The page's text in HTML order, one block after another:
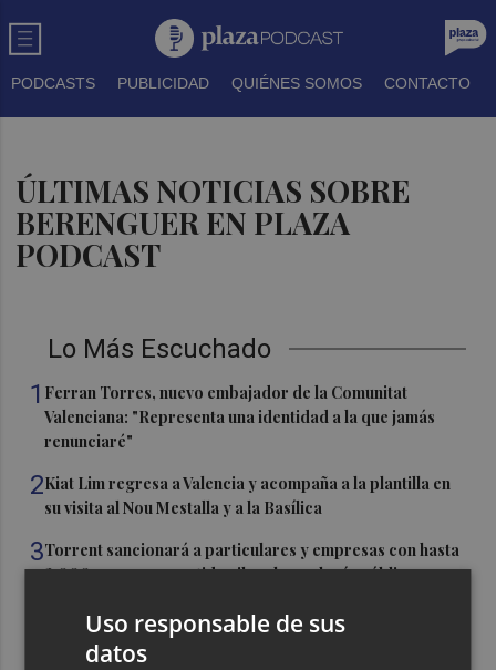
PODCASTS PUBLICIDAD QUIÉNES SOMOS CONTACTO
ÚLTIMAS NOTICIAS SOBRE
BERENGUER EN PLAZA
PODCAST
Lo Más Escuchado
1 Ferran Torres, nuevo embajador de la Comunitat
Valenciana: "Representa una identidad a la que jamás
renunciaré"
2Kiat Lim regresa a Valencia y acompaña a la plantilla en
su visita al Nou Mestalla y a la Basílica
3Torrent sancionará a particulares y empresas con hasta
2.000 euros por vertidos ilegales en la vía pública
La Diputación abona los 300.000 euros que han servido
para restaurar el campanario de la Colegiata de Gandia
Uso responsable de sus
datos